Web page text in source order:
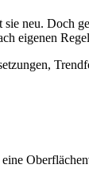
neu. Doch
eigenen